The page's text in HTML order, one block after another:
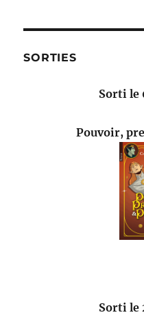
SORTIES
Sorti le
Pouvoir,
Sorti le